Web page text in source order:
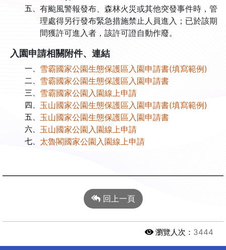
五、 有颱風警報發布、森林火災或其他突發事件時，管
理處得另行發布緊急措施禁止人員進入；已於該期
間獲許可進入者，該許可證自動作廢。
入園申請相關附件、連結
一、 雪霸國家公園生態保護區入園申請書(填寫範例)
二、 雪霸國家公園生態保護區入園申請書
三、 雪霸國家公園入園線上申請
四、 玉山國家公園生態保護區入園申請書(填寫範例)
五、 玉山國家公園生態保護區入園申請書
六、 玉山國家公園入園線上申請
七、 太魯閣國家公園入園線上申請
回上一頁
瀏覽人次： 3444